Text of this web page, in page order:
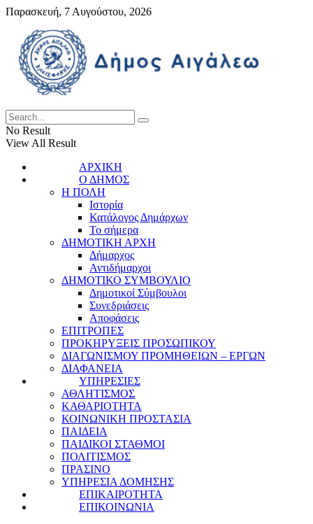
Παρασκευή, 7 Αυγούστου, 2026
No Result
View All Result
ΑΡΧΙΚΗ
Ο ΔΗΜΟΣ
Η ΠΟΛΗ
Ιστορία
Κατάλογος Δημάρχων
Το σήμερα
ΔΗΜΟΤΙΚΗ ΑΡΧΗ
Δήμαρχος
Αντιδήμαρχοι
ΔΗΜΟΤΙΚΟ ΣΥΜΒΟΥΛΙΟ
Δημοτικοί Σύμβουλοι
Συνεδριάσεις
Αποφάσεις
ΕΠΙΤΡΟΠΕΣ
ΠΡΟΚΗΡΥΞΕΙΣ ΠΡΟΣΩΠΙΚΟΥ
ΔΙΑΓΩΝΙΣΜΟΥ ΠΡΟΜΗΘΕΙΩΝ – ΕΡΓΩΝ
ΔΙΑΦΑΝΕΙΑ
ΥΠΗΡΕΣΙΕΣ
ΑΘΛΗΤΙΣΜΟΣ
ΚΑΘΑΡΙΟΤΗΤΑ
ΚΟΙΝΩΝΙΚΗ ΠΡΟΣΤΑΣΙΑ
ΠΑΙΔΕΙΑ
ΠΑΙΔΙΚΟΙ ΣΤΑΘΜΟΙ
ΠΟΛΙΤΙΣΜΟΣ
ΠΡΑΣΙΝΟ
ΥΠΗΡΕΣΙΑ ΔΟΜΗΣΗΣ
ΕΠΙΚΑΙΡΟΤΗΤΑ
ΕΠΙΚΟΙΝΩΝΙΑ